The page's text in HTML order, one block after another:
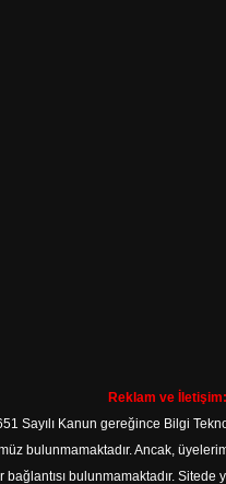
Reklam ve İletişim:
Sayılı Kanun gereğince Bilgi
bulunmamaktadır. Ancak,
bağlantısı bulunmamaktadır.